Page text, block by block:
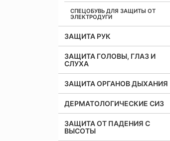
СПЕЦОБУВЬ ДЛЯ ЗАЩИТЫ ОТ
ЭЛЕКТРОДУГИ
ЗАЩИТА РУК
ЗАЩИТА ГОЛОВЫ, ГЛАЗ И
СЛУХА
ЗАЩИТА ОРГАНОВ ДЫХАНИЯ
ДЕРМАТОЛОГИЧЕСКИЕ СИЗ
ЗАЩИТА ОТ ПАДЕНИЯ С
ВЫСОТЫ